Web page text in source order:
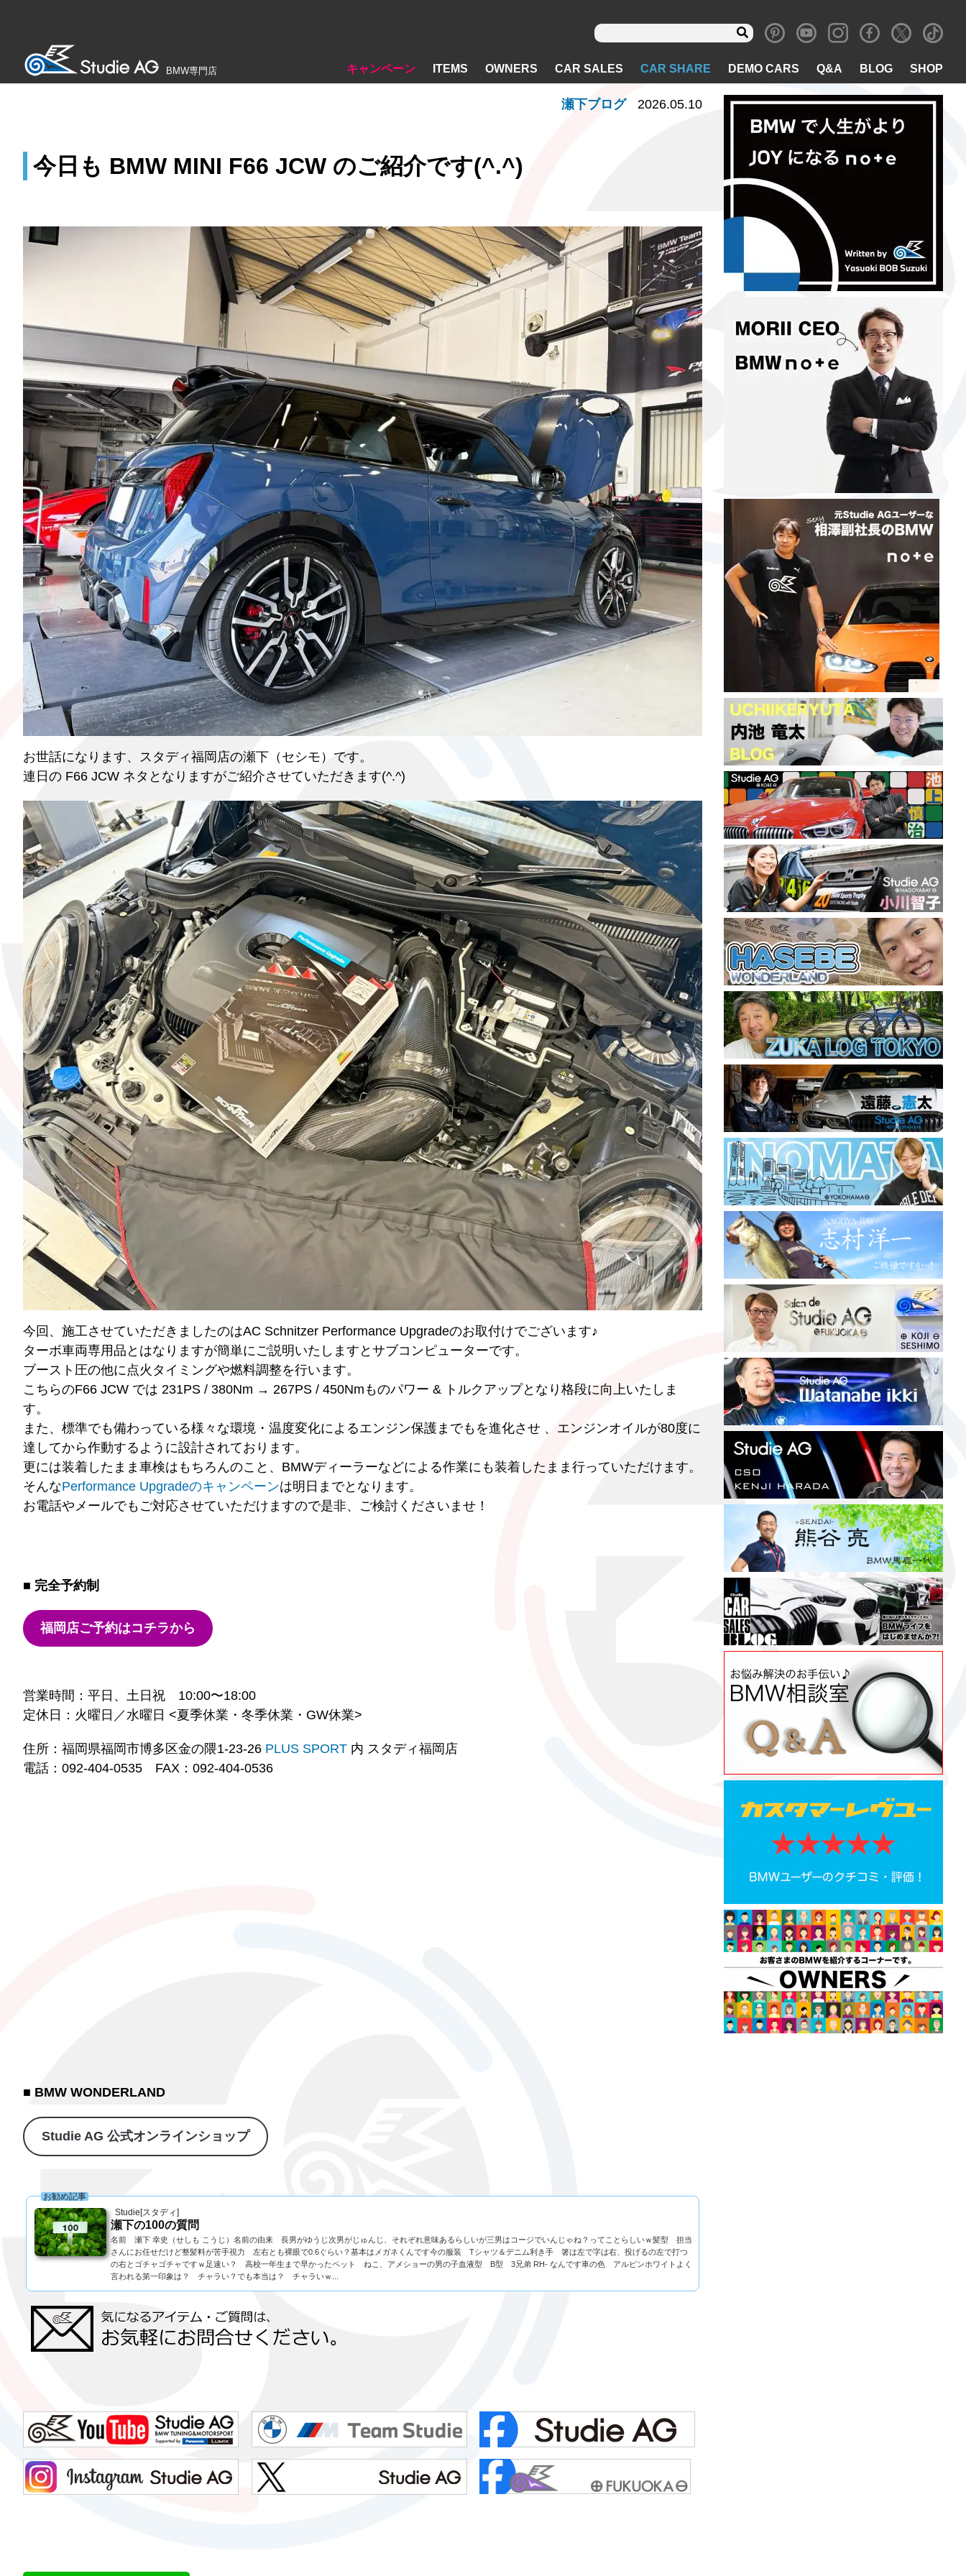
BMW専門店 キャンペーン ITEMS OWNERS CAR SALES CAR SHARE DEMO CARS Q&A BLOG SHOP
今日も BMW MINI F66 JCW のご紹介です(^.^)
瀬下ブログ 2026.05.10
お世話になります、スタディ福岡店の瀬下（セシモ）です。
連日の F66 JCW ネタとなりますがご紹介させていただきます(^.^)
今回、施工させていただきましたのはAC Schnitzer Performance Upgradeのお取付けでございます♪
ターボ車両専用品とはなりますが簡単にご説明いたしますとサブコンピューターです。
ブースト圧の他に点火タイミングや燃料調整を行います。
こちらのF66 JCW では 231PS / 380Nm → 267PS / 450Nmものパワー & トルクアップとなり格段に向上いたしま
す。
また、標準でも備わっている様々な環境・温度変化によるエンジン保護までもを進化させ 、エンジンオイルが80度に
達してから作動するように設計されております。
更には装着したまま車検はもちろんのこと、BMWディーラーなどによる作業にも装着したまま行っていただけます。
そんなPerformance Upgradeのキャンペーンは明日までとなります。
お電話やメールでもご対応させていただけますので是非、ご検討くださいませ！
■ 完全予約制
福岡店ご予約はコチラから
営業時間：平日、土日祝 10:00〜18:00
定休日：火曜日／水曜日 <夏季休業・冬季休業・GW休業>
住所：福岡県福岡市博多区金の隈1-23-26 PLUS SPORT 内 スタディ福岡店
電話：092-404-0535 FAX：092-404-0536
■ BMW WONDERLAND
Studie AG 公式オンラインショップ
Studie[スタディ]
お勧め記事
瀬下の100の質問
名前 瀬下 幸史（せしも こうじ）名前の由来 長男がゆうじ次男がじゅんじ、それぞれ意味あるらしいが三男はコージでいんじゃね？ってことらしいｗ髪型 担当
さんにお任せだけど整髪料が苦手視力 左右とも裸眼で0.6ぐらい？基本はメガネくんです今の服装 Tシャツ＆デニム利き手 箸は左で字は右、投げるの左で打つ
の右とゴチャゴチャですｗ足速い？ 高校一年生まで早かったペット ねこ、アメショーの男の子血液型 B型 3兄弟 RH- なんです車の色 アルピンホワイトよく
言われる第一印象は？ チャラい？でも本当は？ チャラいｗ...